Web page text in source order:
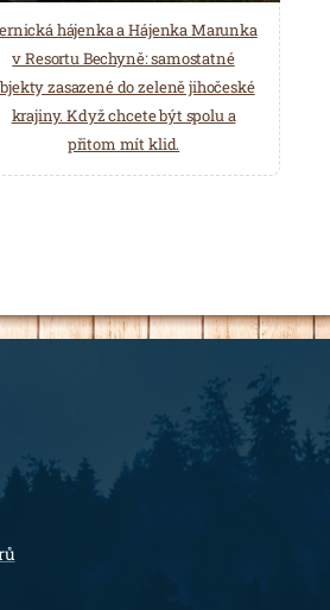
hájenka a Hájenka Marunka
v Resortu Bechyně: samostatné
zasazené do zeleně jihočeské
krajiny. Když chcete být spolu a
přitom mít klid.